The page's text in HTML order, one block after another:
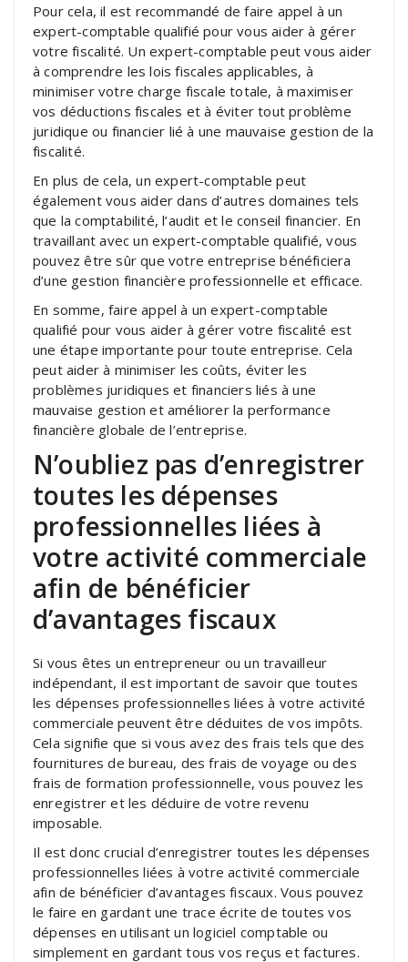
Pour cela, il est recommandé de faire appel à un
expert-comptable qualifié pour vous aider à gérer
votre fiscalité. Un expert-comptable peut vous aider
à comprendre les lois fiscales applicables, à
minimiser votre charge fiscale totale, à maximiser
vos déductions fiscales et à éviter tout problème
juridique ou financier lié à une mauvaise gestion de la
fiscalité.
En plus de cela, un expert-comptable peut
également vous aider dans d’autres domaines tels
que la comptabilité, l’audit et le conseil financier. En
travaillant avec un expert-comptable qualifié, vous
pouvez être sûr que votre entreprise bénéficiera
d’une gestion financière professionnelle et efficace.
En somme, faire appel à un expert-comptable
qualifié pour vous aider à gérer votre fiscalité est
une étape importante pour toute entreprise. Cela
peut aider à minimiser les coûts, éviter les
problèmes juridiques et financiers liés à une
mauvaise gestion et améliorer la performance
financière globale de l’entreprise.
N’oubliez pas d’enregistrer
toutes les dépenses
professionnelles liées à
votre activité commerciale
afin de bénéficier
d’avantages fiscaux
Si vous êtes un entrepreneur ou un travailleur
indépendant, il est important de savoir que toutes
les dépenses professionnelles liées à votre activité
commerciale peuvent être déduites de vos impôts.
Cela signifie que si vous avez des frais tels que des
fournitures de bureau, des frais de voyage ou des
frais de formation professionnelle, vous pouvez les
enregistrer et les déduire de votre revenu
imposable.
Il est donc crucial d’enregistrer toutes les dépenses
professionnelles liées à votre activité commerciale
afin de bénéficier d’avantages fiscaux. Vous pouvez
le faire en gardant une trace écrite de toutes vos
dépenses en utilisant un logiciel comptable ou
simplement en gardant tous vos reçus et factures.